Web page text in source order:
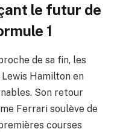
le futur de
1
de sa fin, les
Hamilton en
Son retour
Ferrari soulève de
courses